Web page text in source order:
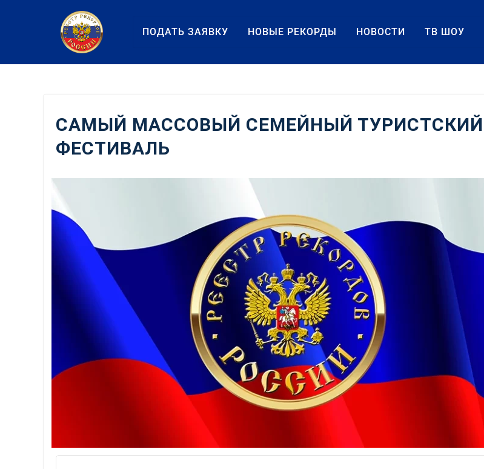
содержанию
ПОДАТЬ ЗАЯВКУ НОВЫЕ РЕКОРДЫ НОВОСТИ ТВ ШОУ
САМЫЙ МАССОВЫЙ СЕМЕЙНЫЙ ТУРИСТСКИЙ
ФЕСТИВАЛЬ